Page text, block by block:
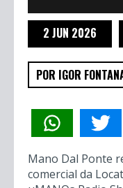
2 JUN 2026
POR IGOR
Mano Dal Ponte
comercial da